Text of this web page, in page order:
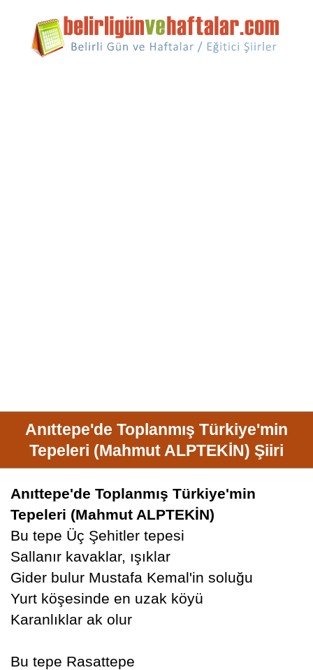
Anıttepe'de Toplanmış Türkiye'min
Tepeleri (Mahmut ALPTEKİN) Şiiri
Anıttepe'de Toplanmış Türkiye'min
Tepeleri (Mahmut ALPTEKİN)
Bu tepe Üç Şehitler tepesi
Sallanır kavaklar, ışıklar
Gider bulur Mustafa Kemal'in soluğu
Yurt köşesinde en uzak köyü
Karanlıklar ak olur
Bu tepe Rasattepe